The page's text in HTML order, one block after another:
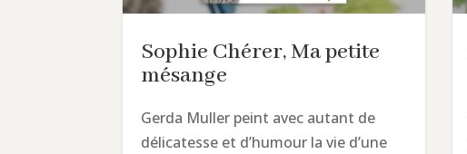
Sophie Chérer, Ma petite
mésange
Gerda Muller peint avec autant de
délicatesse et d’humour la vie d’une